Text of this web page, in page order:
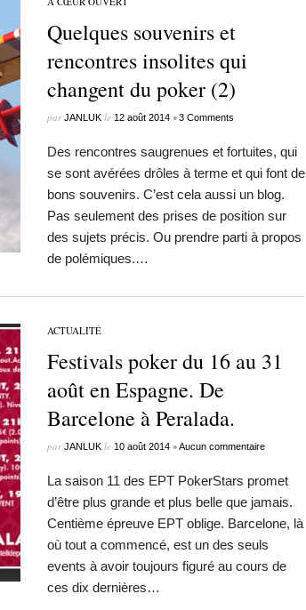
Quelques souvenirs et
rencontres insolites qui
changent du poker (2)
parJANLUKle 12 août 2014 •3 Comments
Des rencontres saugrenues et fortuites, qui
se sont avérées drôles à terme et qui font de
bons souvenirs. C’est cela aussi un blog.
Pas seulement des prises de position sur
des sujets précis. Ou prendre parti à propos
de polémiques.…
ACTUALITÉ
Festivals poker du 16 au 31
août en Espagne. De
Barcelone à Peralada.
parJANLUKle 10 août 2014 •Aucun commentaire
La saison 11 des EPT PokerStars promet
d’être plus grande et plus belle que jamais.
Centième épreuve EPT oblige. Barcelone, là
où tout a commencé, est un des seuls
events à avoir toujours figuré au cours de
ces dix dernières…